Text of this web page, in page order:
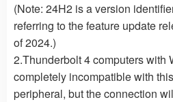
(Note: 24H2 is a version
referring to the feature update
of 2024.)
2.Thunderbolt 4 computers with
completely incompatible with
peripheral, but the connection